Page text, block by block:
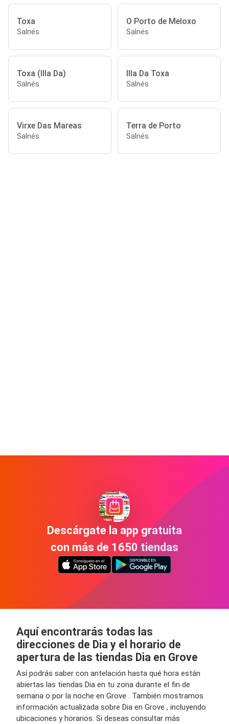
Toxa
Salnés
O Porto de Meloxo
Salnés
Toxa (Illa Da)
Salnés
Illa Da Toxa
Salnés
Virxe Das Mareas
Salnés
Terra de Porto
Salnés
Descárgate la app gratuita
con más de 1650 tiendas
Aquí encontrarás todas las
direcciones de Dia y el horario de
apertura de las tiendas Dia en Grove
Así podrás saber con antelación hasta qué hora están
abiertas las tiendas Dia en tu zona durante el fin de
semana o por la noche en Grove . También mostramos
información actualizada sobre Dia en Grove , incluyendo
ubicaciones y horarios. Si deseas consultar más